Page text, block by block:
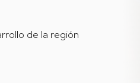
de la región